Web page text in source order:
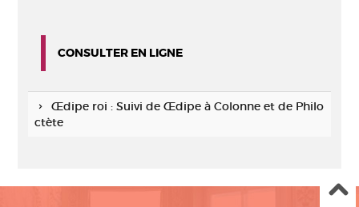
CONSULTER EN LIGNE
Œdipe roi : Suivi de Œdipe à Colonne et de Philo
ctète